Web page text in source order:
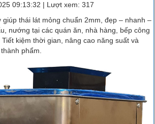
09:13:32 | Lượt xem: 317
giúp thái lát mỏng chuẩn 2mm, đẹp – nhanh –
nướng tại các quán ăn, nhà hàng, bếp công
kiệm thời gian, nâng cao năng suất và
phẩm.